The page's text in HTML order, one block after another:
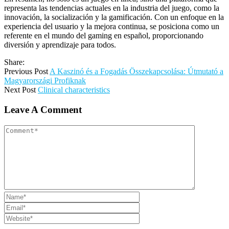
representa las tendencias actuales en la industria del juego, como la
innovación, la socialización y la gamificación. Con un enfoque en la
experiencia del usuario y la mejora continua, se posiciona como un
referente en el mundo del gaming en español, proporcionando
diversión y aprendizaje para todos.
Share:
Previous Post A Kaszinó és a Fogadás Összekapcsolása: Útmutató a
Magyarországi Profiknak
Next Post Clinical characteristics
Leave A Comment